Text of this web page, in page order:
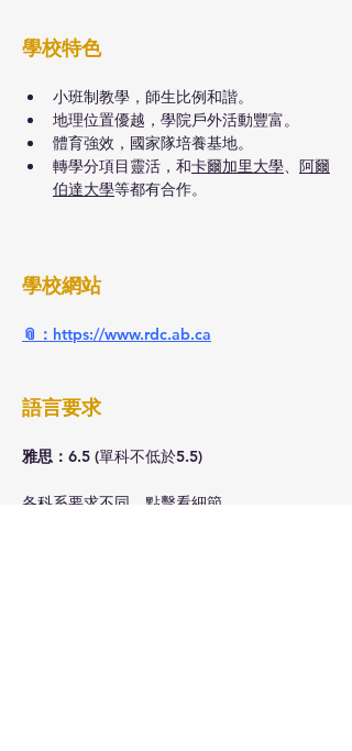
學校特色
小班制教學，師生比例和諧。
地理位置優越，學院戶外活動豐富。
體育強效，國家隊培養基地。
轉學分項目靈活，和卡爾加里大學、 阿爾
伯達大學等都有合作。
學校網站
📎： https://www.rdc.ab.ca
語言要求
雅思： 6.5 (單科不低於5.5)
各科系要求不同， 點擊看細節